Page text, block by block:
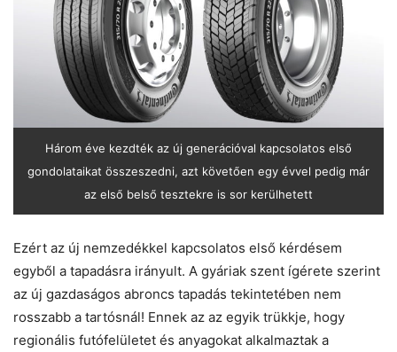
Három éve kezdték az új generációval kapcsolatos első
gondolataikat összeszedni, azt követően egy évvel pedig már
az első belső tesztekre is sor kerülhetett
Ezért az új nemzedékkel kapcsolatos első kérdésem
egyből a tapadásra irányult. A gyáriak szent ígérete szerint
az új gazdaságos abroncs tapadás tekintetében nem
rosszabb a tartósnál! Ennek az az egyik trükkje, hogy
regionális futófelületet és anyagokat alkalmaztak a